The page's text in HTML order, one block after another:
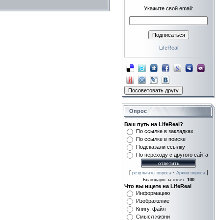
Укажите свой email:
LifeReal
Опрос
Ваш путь на LifeReal?
По ссылке в закладках
По ссылке в поиске
Подсказали ссылку
По переходу с другого сайта
[ результаты опроса· Архив опроса]
Благодарю за ответ: 100
Что вы ищете на LifeReal
Информацию
Изображение
Книгу, файл
Смысл жизни